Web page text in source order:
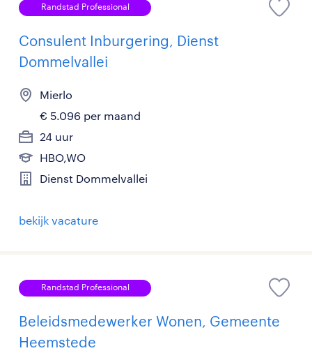
Randstad Professional
Consulent Inburgering, Dienst
Dommelvallei
Mierlo
€ 5.096 per maand
24 uur
HBO,WO
Dienst Dommelvallei
bekijk vacature
Randstad Professional
Beleidsmedewerker Wonen, Gemeente
Heemstede